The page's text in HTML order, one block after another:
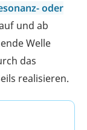
oder
und ab
Welle
das
realisieren.